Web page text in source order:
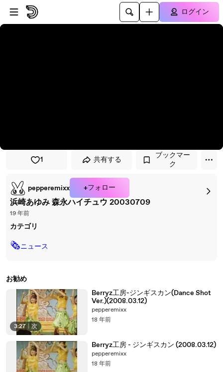
プレイヤーにスキップ
メインコンテンツにスキップ
ログイン
1 共有する
ブックマー
ク
pepperemixx +フォロー
浜崎あゆみ 森永ハイチュウ 20030709
19 年前
カテゴリ
🗞ニュース
お勧め
3:27 次
Berryz工房-ジンギスカン(Dance Shot
Ver.)(2008.03.12)
pepperemixx
18 年前
Berryz工房 - ジンギスカン (2008.03.12)
pepperemixx
18 年前